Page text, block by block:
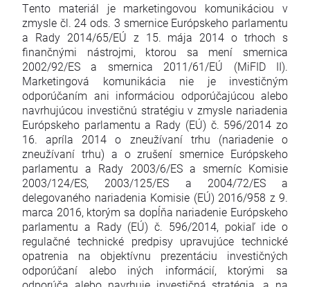
Tento materiál je marketingovou komunikáciou v
zmysle čl. 24 ods. 3 smernice Európskeho parlamentu
a Rady 2014/65/EÚ z 15. mája 2014 o trhoch s
finančnými nástrojmi, ktorou sa mení smernica
2002/92/ES a smernica 2011/61/EÚ (MiFID II).
Marketingová komunikácia nie je investičným
odporúčaním ani informáciou odporúčajúcou alebo
navrhujúcou investičnú stratégiu v zmysle nariadenia
Európskeho parlamentu a Rady (EÚ) č. 596/2014 zo
16. apríla 2014 o zneužívaní trhu (nariadenie o
zneužívaní trhu) a o zrušení smernice Európskeho
parlamentu a Rady 2003/6/ES a smerníc Komisie
2003/124/ES, 2003/125/ES a 2004/72/ES a
delegovaného nariadenia Komisie (EÚ) 2016/958 z 9.
marca 2016, ktorým sa dopĺňa nariadenie Európskeho
parlamentu a Rady (EÚ) č. 596/2014, pokiaľ ide o
regulačné technické predpisy upravujúce technické
opatrenia na objektívnu prezentáciu investičných
odporúčaní alebo iných informácií, ktorými sa